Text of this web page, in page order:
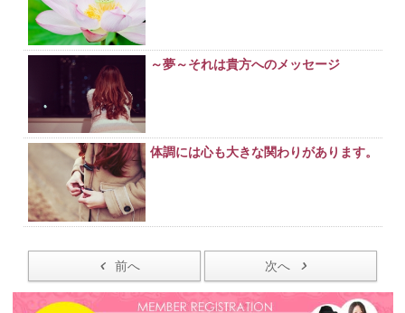
～夢～それは貴方へのメッセージ
体調には心も大きな関わりがあります。
前へ 次へ